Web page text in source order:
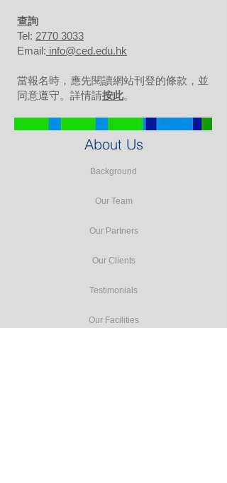
​查詢
Tel: 2770 3033
Email: info@ced.edu.hk
當報名時，應先閱讀網站刊登的條款，並
同意遵守。詳情請按此。
About Us
Background
Our Team
Our Partners
Our Clients
Testimonials
Our Facilities